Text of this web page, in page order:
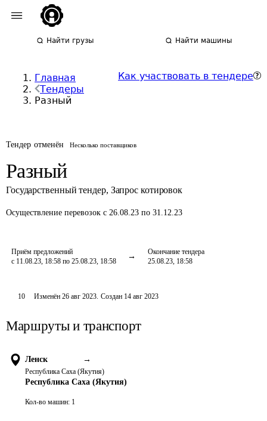
Найти грузы Найти машины
Главная
Тендеры
Разный
Как участвовать в тендере
Тендер отменён Несколько поставщиков
Разный
Государственный тендер, Запрос котировок
Осуществление перевозок с 26.08.23 по 31.12.23
Приём предложений
с 11.08.23, 18:58 по 25.08.23, 18:58
Окончание тендера
25.08.23, 18:58
10 Изменён26 авг 2023. Создан 14 авг 2023
Маршруты и транспорт
Ленск →
Республика Саха (Якутия)
Республика Саха (Якутия)
Кол-во машин: 1